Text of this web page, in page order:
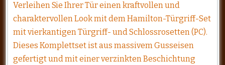
Verleihen Sie Ihrer Tür einen kraftvollen und
charaktervollen Look mit dem Hamilton-Türgriff-Set
mit vierkantigen Türgriff- und Schlossrosetten (PC).
Dieses Komplettset ist aus massivem Gusseisen
gefertigt und mit einer verzinkten Beschichtung